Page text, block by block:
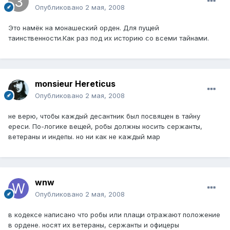
Опубликовано 2 мая, 2008
Это намёк на монашеский орден. Для пущей
таинственности.Как раз под их историю со всеми тайнами.
monsieur Hereticus
Опубликовано 2 мая, 2008
не верю, чтобы каждый десантник был посвящен в тайну
ереси. По-логике вещей, робы должны носить сержанты,
ветераны и индепы. но ни как не каждый мар
wnw
Опубликовано 2 мая, 2008
в кодексе написано что робы или плащи отражают положение
в ордене. носят их ветераны, сержанты и офицеры